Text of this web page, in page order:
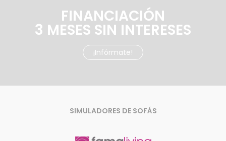
FINANCIACIÓN
3 MESES SIN INTERESES
¡Infórmate!
SIMULADORES DE SOFÁS